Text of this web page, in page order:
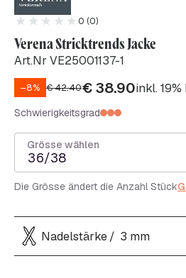
0 (0)
Verena Stricktrends Jacke
Art.Nr VE25001137-1
–8% €42.40€38.90inkl.
Schwierigkeitsgrad
Grösse wählen
36/38
Die Grösse ändert die Anzahl Stück
Nadelstärke 3 mm